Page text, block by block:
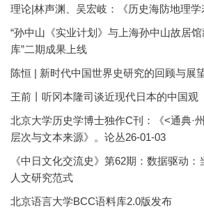
理论|林声渊、吴宏岐：《历史海防地理学
“孙中山《实业计划》与上海孙中山故居
库”二期成果上线
陈恒 | 新时代中国世界史研究的回顾与展
王前丨听冈本隆司谈近现代日本的中国观
北京大学历史学博士独作C刊：《<通典·
层次与文本来源》。论丛26-01-03
《中日文化交流史》第62期：数据驱动
人文研究范式
北京语言大学BCC语料库2.0版发布